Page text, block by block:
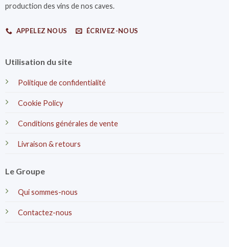
production des vins de nos caves.
APPELEZ NOUS ÉCRIVEZ-NOUS
Utilisation du site
Politique de confidentialité
Cookie Policy
Conditions générales de vente
Livraison & retours
Le Groupe
Qui sommes-nous
Contactez-nous